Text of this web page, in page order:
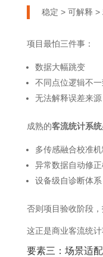
稳定 > 可解释 >
项目最怕三件事：
数据大幅跳变
不同点位逻辑不
无法解释误差来源
成熟的客流统计系统
多传感融合校准机
异常数据自动修
设备级自诊断体系
否则项目验收阶段，
这正是商业客流统
要素三：场景适